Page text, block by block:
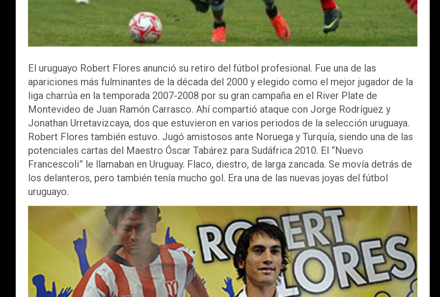
El uruguayo Robert Flores anunció su retiro del fútbol profesional. Fue una de las
apariciones más fulminantes de la década del 2000 y elegido como el mejor jugador de la
liga charrúa en la temporada 2007-2008 por su gran campaña en el River Plate de
Montevideo de Juan Ramón Carrasco. Ahí compartió ataque con Jorge Rodríguez y
Jonathan Urretavizcaya, dos que estuvieron en varios periodos de la selección uruguaya.
Robert Flores también estuvo. Jugó amistosos ante Noruega y Turquía, siendo una de las
potenciales cartas del Maestro Óscar Tabárez para Sudáfrica 2010. El “Nuevo
Francescoli” le llamaban en Uruguay. Flaco, diestro, de larga zancada. Se movía detrás de
los delanteros, pero también tenía mucho gol. Era una de las nuevas joyas del fútbol
uruguayo.